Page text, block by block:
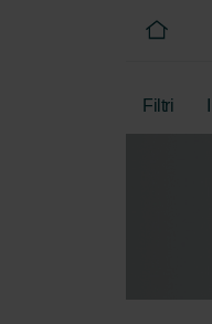
Filtri